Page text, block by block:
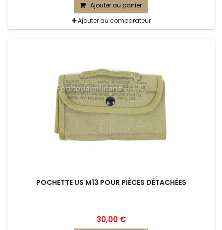
Ajouter au panier
Ajouter au comparateur
POCHETTE US M13 POUR PIÈCES DÉTACHÉES
30,00 €